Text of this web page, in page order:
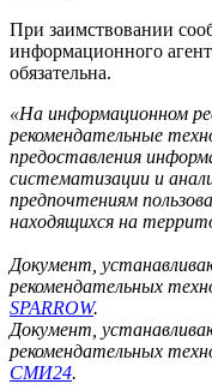
При заимствовании
информационного
обязательна.
«На информационном
рекомендательные
предоставления
систематизации и
предпочтениям
находящихся на
Документ,
рекомендательных
SPARROW.
Документ,
рекомендательных
СМИ24.